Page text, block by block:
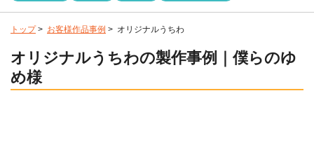
トップ> お客様作品事例 > オリジナルうちわ
オリジナルうちわの製作事例｜僕らのゆ
め様